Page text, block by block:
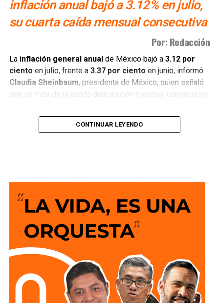
12 años de la desaparición de los normalistas… Nunca
me he escondido“.
Detienen al ex gobernador Angel Aguirre por
caso Ayotzinapa
inflación anual bajó a 3.12% en julio,
su cuarta caída mensual consecutiva
Por: Redacción
La inflación general anualde México bajó a 3.12 por
ciento en julio, frente a 3.37 por ciento en junio, informó
Claudia Sheinbaum, presidenta de México, quien señaló
que se trata de la cuarta disminución mensual consecutiva.
Durante la conferencia matutina “Las mañaneras del
pueblo”, Sheinbaum atribuyó la baja a los acuerdos
el costo de una canasta básica de 24 productos, así como
al acuerdo para mantener el precio de la gasolina Magna
24 pesospor litro y el diésel en27 pesos
reducción delImpuesto Especial sobre Producción y
Servicios (IEPS)
CONTINUAR LEYENDO